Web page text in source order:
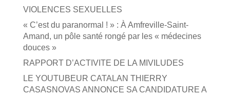
VIOLENCES SEXUELLES
« C’est du paranormal ! » : À Amfreville-Saint-
Amand, un pôle santé rongé par les « médecines
douces »
RAPPORT D’ACTIVITE DE LA MIVILUDES
LE YOUTUBEUR CATALAN THIERRY
CASASNOVAS ANNONCE SA CANDIDATURE A